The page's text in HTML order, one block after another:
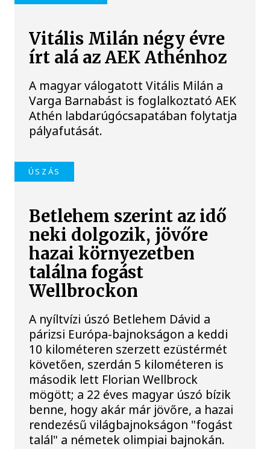
Vitális Milán négy évre
írt alá az AEK Athénhoz
A magyar válogatott Vitális Milán a
Varga Barnabást is foglalkoztató AEK
Athén labdarúgócsapatában folytatja
pályafutását.
ÚSZÁS
Betlehem szerint az idő
neki dolgozik, jövőre
hazai környezetben
találna fogást
Wellbrockon
A nyíltvízi úszó Betlehem Dávid a
párizsi Európa-bajnokságon a keddi
10 kilométeren szerzett ezüstérmét
követően, szerdán 5 kilométeren is
második lett Florian Wellbrock
mögött; a 22 éves magyar úszó bízik
benne, hogy akár már jövőre, a hazai
rendezésű világbajnokságon "fogást
talál" a németek olimpiai bajnokán.